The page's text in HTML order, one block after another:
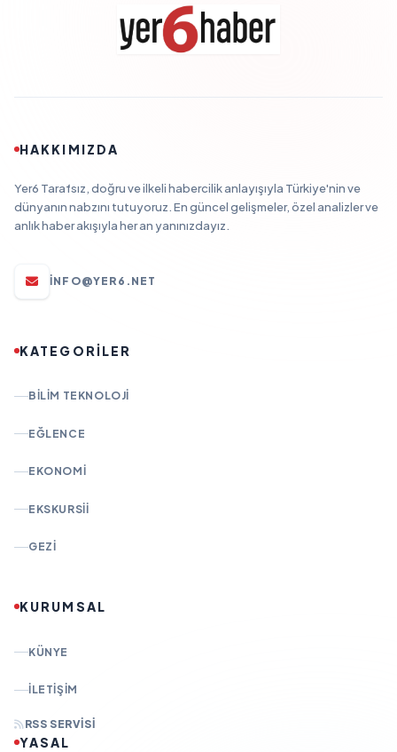
HAKKIMIZDA
Yer6 Tarafsız, doğru ve ilkeli habercilik anlayışıyla Türkiye'nin ve
dünyanın nabzını tutuyoruz. En güncel gelişmeler, özel analizler ve
anlık haber akışıyla her an yanınızdayız.
INFO@YER6.NET
KATEGORİLER
BILIM TEKNOLOJI
EĞLENCE
EKONOMI
EKSKURSII
GEZI
KURUMSAL
KÜNYE
İLETIŞIM
RSS SERVISI
YASAL